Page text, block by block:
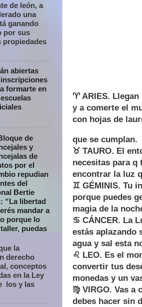
♈ ARIES.
y a comerte el
con hojas de
que se cumplan.
♉ TAURO. El
necesitas para q
encontrar la luz
♊ GÉMINIS. Tu
porque puedes
magia de la
♋ CÁNCER. La
estás aplazando
agua y sal esta
♌ LEO. Es el
convertir tus
monedas y un
♍ VIRGO. Vas
debes hacer sin
de león, a
una
ganando
por sus
propiedades
abiertas
formarte en
de
y
de
por el
repudian
del
Bertie
“La libertad
mandar a
porque lo
puedas
la
derecho
conceptos
en la Ley
los y las